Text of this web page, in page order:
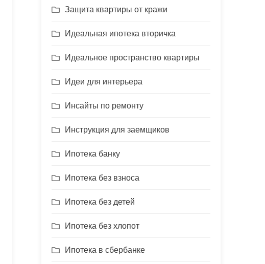
Защита квартиры от кражи
Идеальная ипотека вторичка
Идеальное пространство квартиры
Идеи для интерьера
Инсайты по ремонту
Инструкция для заемщиков
Ипотека банку
Ипотека без взноса
Ипотека без детей
Ипотека без хлопот
Ипотека в сбербанке